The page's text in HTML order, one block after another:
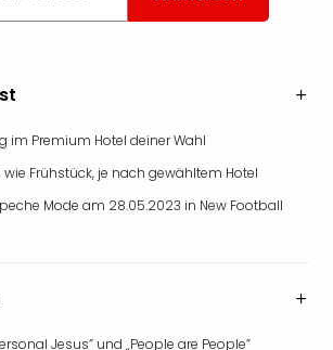
im Premium Hotel deiner Wahl
wie Frühstück, je nach gewähltem Hotel
Mode am 28.05.2023 in New Football
Jesus” und „People are People”